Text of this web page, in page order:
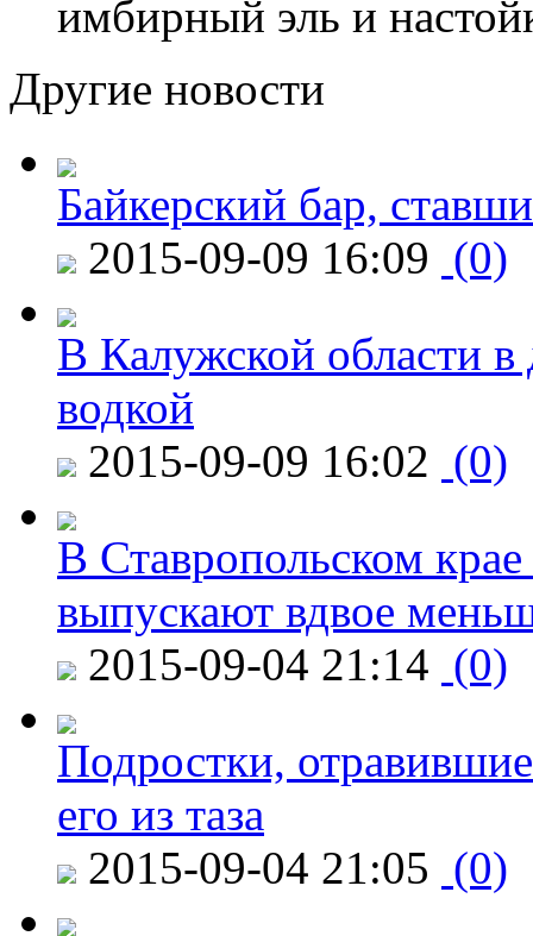
имбирный эль и
Другие новости
Байкерский бар,
2015-09-09 16:09 (0)
В Калужской области в
водкой
2015-09-09 16:02 (0)
В Ставропольском
выпускают вдвое
2015-09-04 21:14 (0)
Подростки,
его из таза
2015-09-04 21:05 (0)